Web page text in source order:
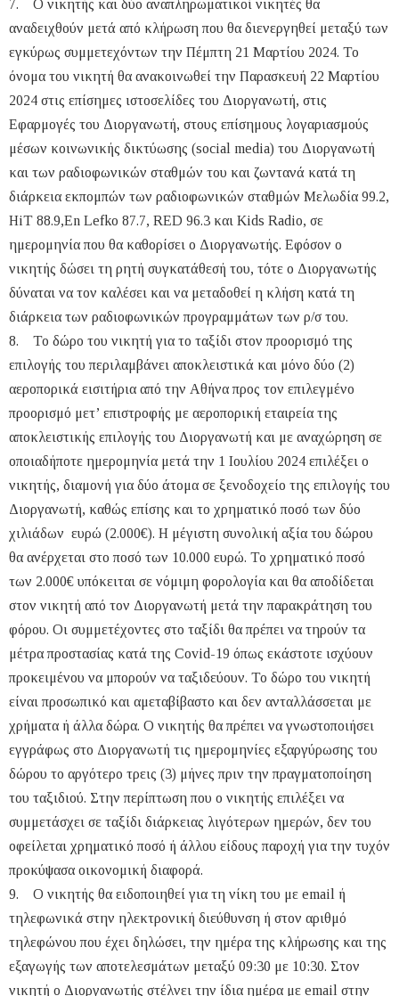
7. Ο νικητής και δύο αναπληρωματικοί νικητές θα
αναδειχθούν μετά από κλήρωση που θα διενεργηθεί μεταξύ των
εγκύρως συμμετεχόντων την Πέμπτη 21 Μαρτίου 2024. Το
όνομα του νικητή θα ανακοινωθεί την Παρασκευή 22 Μαρτίου
2024 στις επίσημες ιστοσελίδες του Διοργανωτή, στις
Εφαρμογές του Διοργανωτή, στους επίσημους λογαριασμούς
μέσων κοινωνικής δικτύωσης (social media) του Διοργανωτή
και των ραδιοφωνικών σταθμών του και ζωντανά κατά τη
διάρκεια εκπομπών των ραδιοφωνικών σταθμών Μελωδία 99.2,
HiT 88.9,En Lefko 87.7, RED 96.3 και Kids Radio, σε
ημερομηνία που θα καθορίσει ο Διοργανωτής. Εφόσον ο
νικητής δώσει τη ρητή συγκατάθεσή του, τότε ο Διοργανωτής
δύναται να τον καλέσει και να μεταδοθεί η κλήση κατά τη
διάρκεια των ραδιοφωνικών προγραμμάτων των ρ/σ του.
8. Το δώρο του νικητή για το ταξίδι στον προορισμό της
επιλογής του περιλαμβάνει αποκλειστικά και μόνο δύο (2)
αεροπορικά εισιτήρια από την Αθήνα προς τον επιλεγμένο
προορισμό μετ’ επιστροφής με αεροπορική εταιρεία της
αποκλειστικής επιλογής του Διοργανωτή και με αναχώρηση σε
οποιαδήποτε ημερομηνία μετά την 1 Ιουλίου 2024 επιλέξει ο
νικητής, διαμονή για δύο άτομα σε ξενοδοχείο της επιλογής του
Διοργανωτή, καθώς επίσης και το χρηματικό ποσό των δύο
χιλιάδων ευρώ (2.000€). Η μέγιστη συνολική αξία του δώρου
θα ανέρχεται στο ποσό των 10.000 ευρώ. Το χρηματικό ποσό
των 2.000€ υπόκειται σε νόμιμη φορολογία και θα αποδίδεται
στον νικητή από τον Διοργανωτή μετά την παρακράτηση του
φόρου. Οι συμμετέχοντες στο ταξίδι θα πρέπει να τηρούν τα
μέτρα προστασίας κατά της Covid-19 όπως εκάστοτε ισχύουν
προκειμένου να μπορούν να ταξιδεύουν. Το δώρο του νικητή
είναι προσωπικό και αμεταβίβαστο και δεν ανταλλάσσεται με
χρήματα ή άλλα δώρα. Ο νικητής θα πρέπει να γνωστοποιήσει
εγγράφως στο Διοργανωτή τις ημερομηνίες εξαργύρωσης του
δώρου το αργότερο τρεις (3) μήνες πριν την πραγματοποίηση
του ταξιδιού. Στην περίπτωση που ο νικητής επιλέξει να
συμμετάσχει σε ταξίδι διάρκειας λιγότερων ημερών, δεν του
οφείλεται χρηματικό ποσό ή άλλου είδους παροχή για την τυχόν
προκύψασα οικονομική διαφορά.
9. Ο νικητής θα ειδοποιηθεί για τη νίκη του με email ή
τηλεφωνικά στην ηλεκτρονική διεύθυνση ή στον αριθμό
τηλεφώνου που έχει δηλώσει, την ημέρα της κλήρωσης και της
εξαγωγής των αποτελεσμάτων μεταξύ 09:30 με 10:30. Στον
νικητή ο Διοργανωτής στέλνει την ίδια ημέρα με email στην